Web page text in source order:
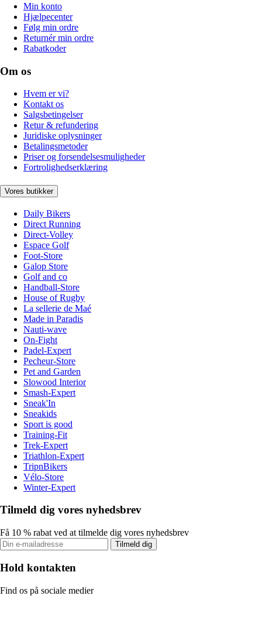
Min konto
Hjælpecenter
Følg min ordre
Returnér min ordre
Rabatkoder
Om os
Hvem er vi?
Kontakt os
Salgsbetingelser
Retur & refundering
Juridiske oplysninger
Betalingsmetoder
Priser og forsendelsesmuligheder
Fortrolighedserklæring
Vores butikker
Daily Bikers
Direct Running
Direct-Volley
Espace Golf
Foot-Store
Galop Store
Golf and co
Handball-Store
House of Rugby
La sellerie de Maé
Made in Paradis
Nauti-wave
On-Fight
Padel-Expert
Pecheur-Store
Pet and Garden
Slowood Interior
Smash-Expert
Sneak'In
Sneakids
Sport is good
Training-Fit
Trek-Expert
Triathlon-Expert
TripnBikers
Vélo-Store
Winter-Expert
Tilmeld dig vores nyhedsbrev
Få 10 % rabat ved at tilmelde dig vores nyhedsbrev
Tilmeld dig
Hold kontakten
Find os på sociale medier